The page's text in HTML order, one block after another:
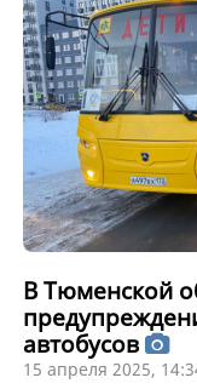
В Тюменской
автобусов
15 апреля 2025,